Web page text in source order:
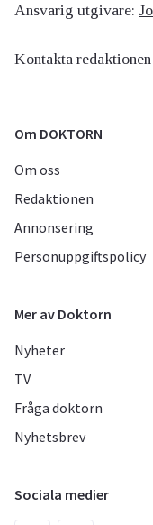
Ansvarig utgivare:
Kontakta
Om DOKTORN
Om oss
Redaktionen
Annonsering
Personuppgiftspolicy
Mer av Doktorn
Nyheter
TV
Fråga doktorn
Nyhetsbrev
Sociala medier